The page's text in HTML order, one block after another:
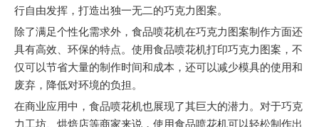
行自由发挥，打造出独一无二的巧克力图案。
除了满足个性化需求外，食品喷花机在巧克力图案制作方面还
具有高效、环保的特点。使用食品喷花机打印巧克力图案，不
仅可以节省大量的制作时间和成本，还可以减少模具的使用和
废弃，降低对环境的负担。
在商业应用中，食品喷花机也展现了其巨大的潜力。对于巧克
力工坊、烘焙店等商家来说，使用食品喷花机可以轻松制作出